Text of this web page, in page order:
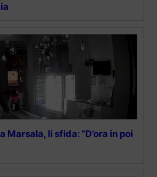
Marsala, li sfida: “D’ora in poi